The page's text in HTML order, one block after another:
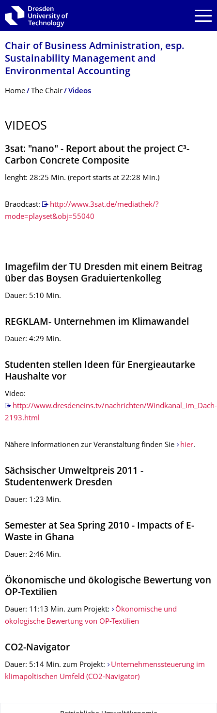
Skip to main navigation
Skip to search
Skip to content
Chair of Business Administration, esp.
Sustainability Management and
Environmental Accounting
Breadcrumb Menu
Home The Chair Videos
VIDEOS
3sat: "nano" - Report about the project C³-
Carbon Concrete Composite
lenght: 28:25 Min. (report starts at 22:28 Min.)
Braodcast:
http://www.3sat.de/mediathek/?
mode=playset&obj=55040
Imagefilm der TU Dresden mit einem Beitrag
über das Boysen Graduiertenkolleg
Dauer: 5:10 Min.
REGKLAM- Unternehmen im Klimawandel
Dauer: 4:29 Min.
Studenten stellen Ideen für Energieautarke
Haushalte vor
Video:
http://www.dresdeneins.tv/nachrichten/Windkanal_im_Dach-
2193.html
Nähere Informationen zur Veranstaltung finden Sie hier.
Sächsischer Umweltpreis 2011 -
Studentenwerk Dresden
Dauer: 1:23 Min.
Semester at Sea Spring 2010 - Impacts of E-
Waste in Ghana
Dauer: 2:46 Min.
Ökonomische und ökologische Bewertung von
OP-Textilien
Dauer: 11:13 Min. zum Projekt:
Ökonomische und
ökologische Bewertung von OP-Textilien
CO2-Navigator
Dauer: 5:14 Min. zum Projekt:
Unternehmenssteuerung im
klimapoltischen Umfeld (CO2-Navigator)
About this page